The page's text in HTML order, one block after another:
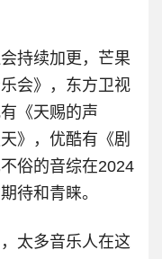
持续加更，芒果
会》，东方卫视
《天赐的声
》，优酷有《剧
俗的音综在2024
待和青睐。
太多音乐人在这